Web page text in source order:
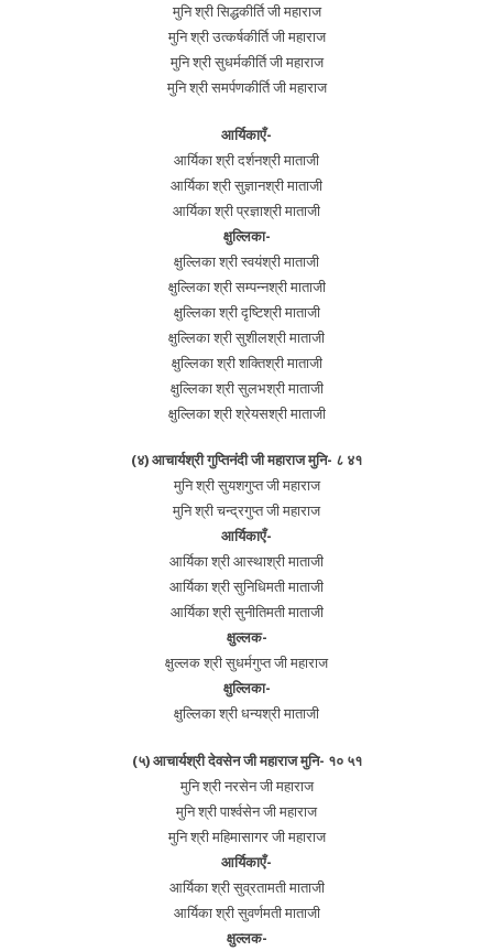
मुनि श्री सिद्धकीर्ति जी महाराज
मुनि श्री उत्कर्षकीर्ति जी महाराज
मुनि श्री सुधर्मकीर्ति जी महाराज
मुनि श्री समर्पणकीर्ति जी महाराज
आर्यिकाएँ-
आर्यिका श्री दर्शनश्री माताजी
आर्यिका श्री सुज्ञानश्री माताजी
आर्यिका श्री प्रज्ञाश्री माताजी
क्षुल्लिका-
क्षुल्लिका श्री स्वयंश्री माताजी
क्षुल्लिका श्री सम्पन्नश्री माताजी
क्षुल्लिका श्री दृष्टिश्री माताजी
क्षुल्लिका श्री सुशीलश्री माताजी
क्षुल्लिका श्री शक्तिश्री माताजी
क्षुल्लिका श्री सुलभश्री माताजी
क्षुल्लिका श्री श्रेयसश्री माताजी
(४) आचार्यश्री गुप्तिनंदी जी महाराज मुनि- ८ ४१
मुनि श्री सुयशगुप्त जी महाराज
मुनि श्री चन्द्रगुप्त जी महाराज
आर्यिकाएँ-
आर्यिका श्री आस्थाश्री माताजी
आर्यिका श्री सुनिधिमती माताजी
आर्यिका श्री सुनीतिमती माताजी
क्षुल्लक-
क्षुल्लक श्री सुधर्मगुप्त जी महाराज
क्षुल्लिका-
क्षुल्लिका श्री धन्यश्री माताजी
(५) आचार्यश्री देवसेन जी महाराज मुनि- १० ५१
मुनि श्री नरसेन जी महाराज
मुनि श्री पार्श्वसेन जी महाराज
मुनि श्री महिमासागर जी महाराज
आर्यिकाएँ-
आर्यिका श्री सुव्रतामती माताजी
आर्यिका श्री सुवर्णमती माताजी
क्षुल्लक-